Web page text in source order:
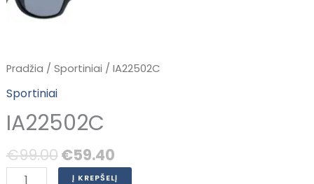
Pradžia / Sportiniai / IA22502C
Sportiniai
IA22502C
€99.00 €59.40
Į KREPŠELĮ